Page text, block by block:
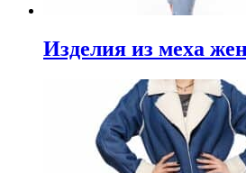
Изделия из меха